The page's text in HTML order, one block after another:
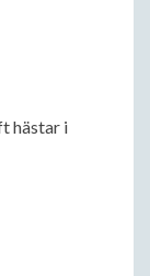
hästar i